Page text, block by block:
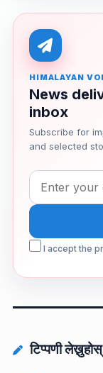
HIMALAYAN
News
inbox
Subscribe for
and selected
I accept the
टिप्पणी लेख्नुहोस्